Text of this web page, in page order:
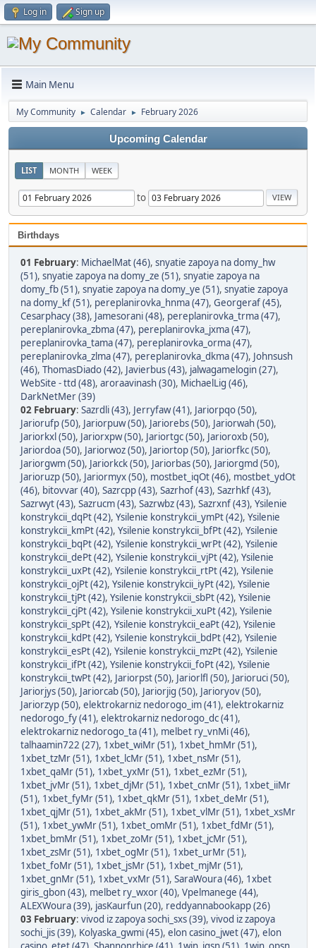
Log in Sign up
Main Menu
My Community ► Calendar ► February 2026
Upcoming Calendar
LIST MONTH WEEK
to
Birthdays
01 February: MichaelMat (46), snyatie zapoya na domy_hw
(51), snyatie zapoya na domy_ze (51), snyatie zapoya na
domy_fb (51), snyatie zapoya na domy_ye (51), snyatie zapoya
na domy_kf (51), pereplanirovka_hnma (47), Georgeraf (45),
Cesarphacy (38), Jamesorani (48), pereplanirovka_trma (47),
pereplanirovka_zbma (47), pereplanirovka_jxma (47),
pereplanirovka_tama (47), pereplanirovka_orma (47),
pereplanirovka_zlma (47), pereplanirovka_dkma (47), Johnsush
(46), ThomasDiado (42), Javierbus (43), jalwagamelogin (27),
WebSite - ttd (48), aroraavinash (30), MichaelLig (46),
DarkNetMer (39)
02 February: Sazrdli (43), Jerryfaw (41), Jariorpqo (50),
Jariorufp (50), Jariorpuw (50), Jariorebs (50), Jariorwah (50),
Jariorkxl (50), Jariorxpw (50), Jariortgc (50), Jarioroxb (50),
Jariordoa (50), Jariorwoz (50), Jariortop (50), Jariorfkc (50),
Jariorgwm (50), Jariorkck (50), Jariorbas (50), Jariorgmd (50),
Jarioruzp (50), Jariormyx (50), mostbet_iqOt (46), mostbet_ydOt
(46), bitovvar (40), Sazrcpp (43), Sazrhof (43), Sazrhkf (43),
Sazrwyt (43), Sazrucm (43), Sazrwbz (43), Sazrxnf (43), Ysilenie
konstrykcii_dqPt (42), Ysilenie konstrykcii_ymPt (42), Ysilenie
konstrykcii_kmPt (42), Ysilenie konstrykcii_bfPt (42), Ysilenie
konstrykcii_bqPt (42), Ysilenie konstrykcii_wrPt (42), Ysilenie
konstrykcii_dePt (42), Ysilenie konstrykcii_vjPt (42), Ysilenie
konstrykcii_uxPt (42), Ysilenie konstrykcii_rtPt (42), Ysilenie
konstrykcii_ojPt (42), Ysilenie konstrykcii_iyPt (42), Ysilenie
konstrykcii_tjPt (42), Ysilenie konstrykcii_sbPt (42), Ysilenie
konstrykcii_cjPt (42), Ysilenie konstrykcii_xuPt (42), Ysilenie
konstrykcii_spPt (42), Ysilenie konstrykcii_eaPt (42), Ysilenie
konstrykcii_kdPt (42), Ysilenie konstrykcii_bdPt (42), Ysilenie
konstrykcii_esPt (42), Ysilenie konstrykcii_mzPt (42), Ysilenie
konstrykcii_ifPt (42), Ysilenie konstrykcii_foPt (42), Ysilenie
konstrykcii_twPt (42), Jariorpst (50), Jariorlfl (50), Jarioruci (50),
Jariorjys (50), Jariorcab (50), Jariorjig (50), Jarioryov (50),
Jariorzyp (50), elektrokarniz nedorogo_im (41), elektrokarniz
nedorogo_fy (41), elektrokarniz nedorogo_dc (41),
elektrokarniz nedorogo_ta (41), melbet ry_vnMi (46),
talhaamin722 (27), 1xbet_wiMr (51), 1xbet_hmMr (51),
1xbet_tzMr (51), 1xbet_lcMr (51), 1xbet_nsMr (51),
1xbet_qaMr (51), 1xbet_yxMr (51), 1xbet_ezMr (51),
1xbet_jvMr (51), 1xbet_djMr (51), 1xbet_cnMr (51), 1xbet_iiMr
(51), 1xbet_fyMr (51), 1xbet_qkMr (51), 1xbet_deMr (51),
1xbet_qjMr (51), 1xbet_akMr (51), 1xbet_vlMr (51), 1xbet_xsMr
(51), 1xbet_ywMr (51), 1xbet_omMr (51), 1xbet_fdMr (51),
1xbet_bmMr (51), 1xbet_zoMr (51), 1xbet_jcMr (51),
1xbet_zsMr (51), 1xbet_ogMr (51), 1xbet_urMr (51),
1xbet_foMr (51), 1xbet_jsMr (51), 1xbet_mjMr (51),
1xbet_gnMr (51), 1xbet_vxMr (51), SaraWoura (46), 1xbet
giris_gbon (43), melbet ry_wxor (40), Vpelmanege (44),
ALEXWoura (39), jasKaurfun (20), reddyannabookapp (26)
03 February: vivod iz zapoya sochi_sxs (39), vivod iz zapoya
sochi_jis (39), Kolyaska_gwmi (45), elon casino_jwet (47), elon